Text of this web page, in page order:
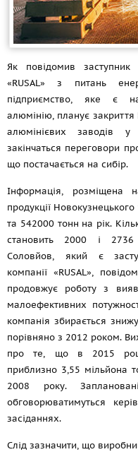
Як повідомив заступник
«RUSAL» з питань
підприємство, яке є
алюмінію, планує
алюмінієвих заводів
закінчаться переговори
що постачається на сибір.
Інформація, розміщена
продукції
та 542000 тонн на рік.
становить 2000 і
Соловйов, який є
компанії «RUSAL»,
продовжує роботу з
малоефективних
компанія збирається
порівняно з 2012 роком.
про те, що в 2015 році
приблизно 3,55 мільйона
2008 року.
обговорюватимуться
засіданнях.
Слід зазначити, що